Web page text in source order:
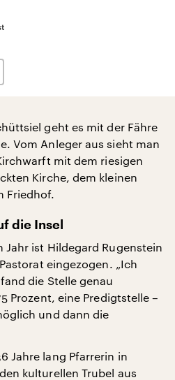
geht es mit der Fähre
Vom Anleger aus sieht man
mit dem riesigen
Kirche, dem kleinen
Friedhof.
die Insel
Jahr ist Hildegard Rugenstein
eingezogen. „Ich
die Stelle genau
Prozent, eine Predigtstelle –
und dann die
Jahre lang Pfarrerin in
kulturellen Trubel aus